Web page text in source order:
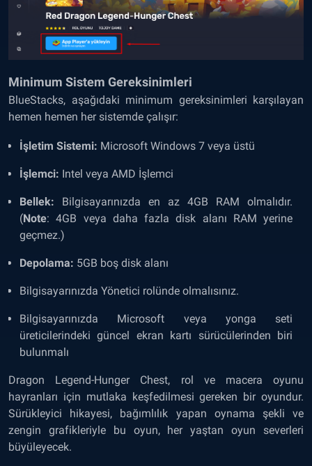
Minimum Sistem Gereksinimleri
BlueStacks, aşağıdaki minimum gereksinimleri karşılayan
hemen hemen her sistemde çalışır:
İşletim Sistemi: Microsoft Windows 7 veya üstü
İşlemci: Intel veya AMD İşlemci
Bellek: Bilgisayarınızda en az 4GB RAM olmalıdır.
(Note: 4GB veya daha fazla disk alanı RAM yerine
geçmez.)
Depolama: 5GB boş disk alanı
Bilgisayarınızda Yönetici rolünde olmalısınız.
Bilgisayarınızda Microsoft veya yonga seti
üreticilerindeki güncel ekran kartı sürücülerinden biri
bulunmalı
Dragon Legend-Hunger Chest, rol ve macera oyunu
hayranları için mutlaka keşfedilmesi gereken bir oyundur.
Sürükleyici hikayesi, bağımlılık yapan oynama şekli ve
zengin grafikleriyle bu oyun, her yaştan oyun severleri
büyüleyecek.